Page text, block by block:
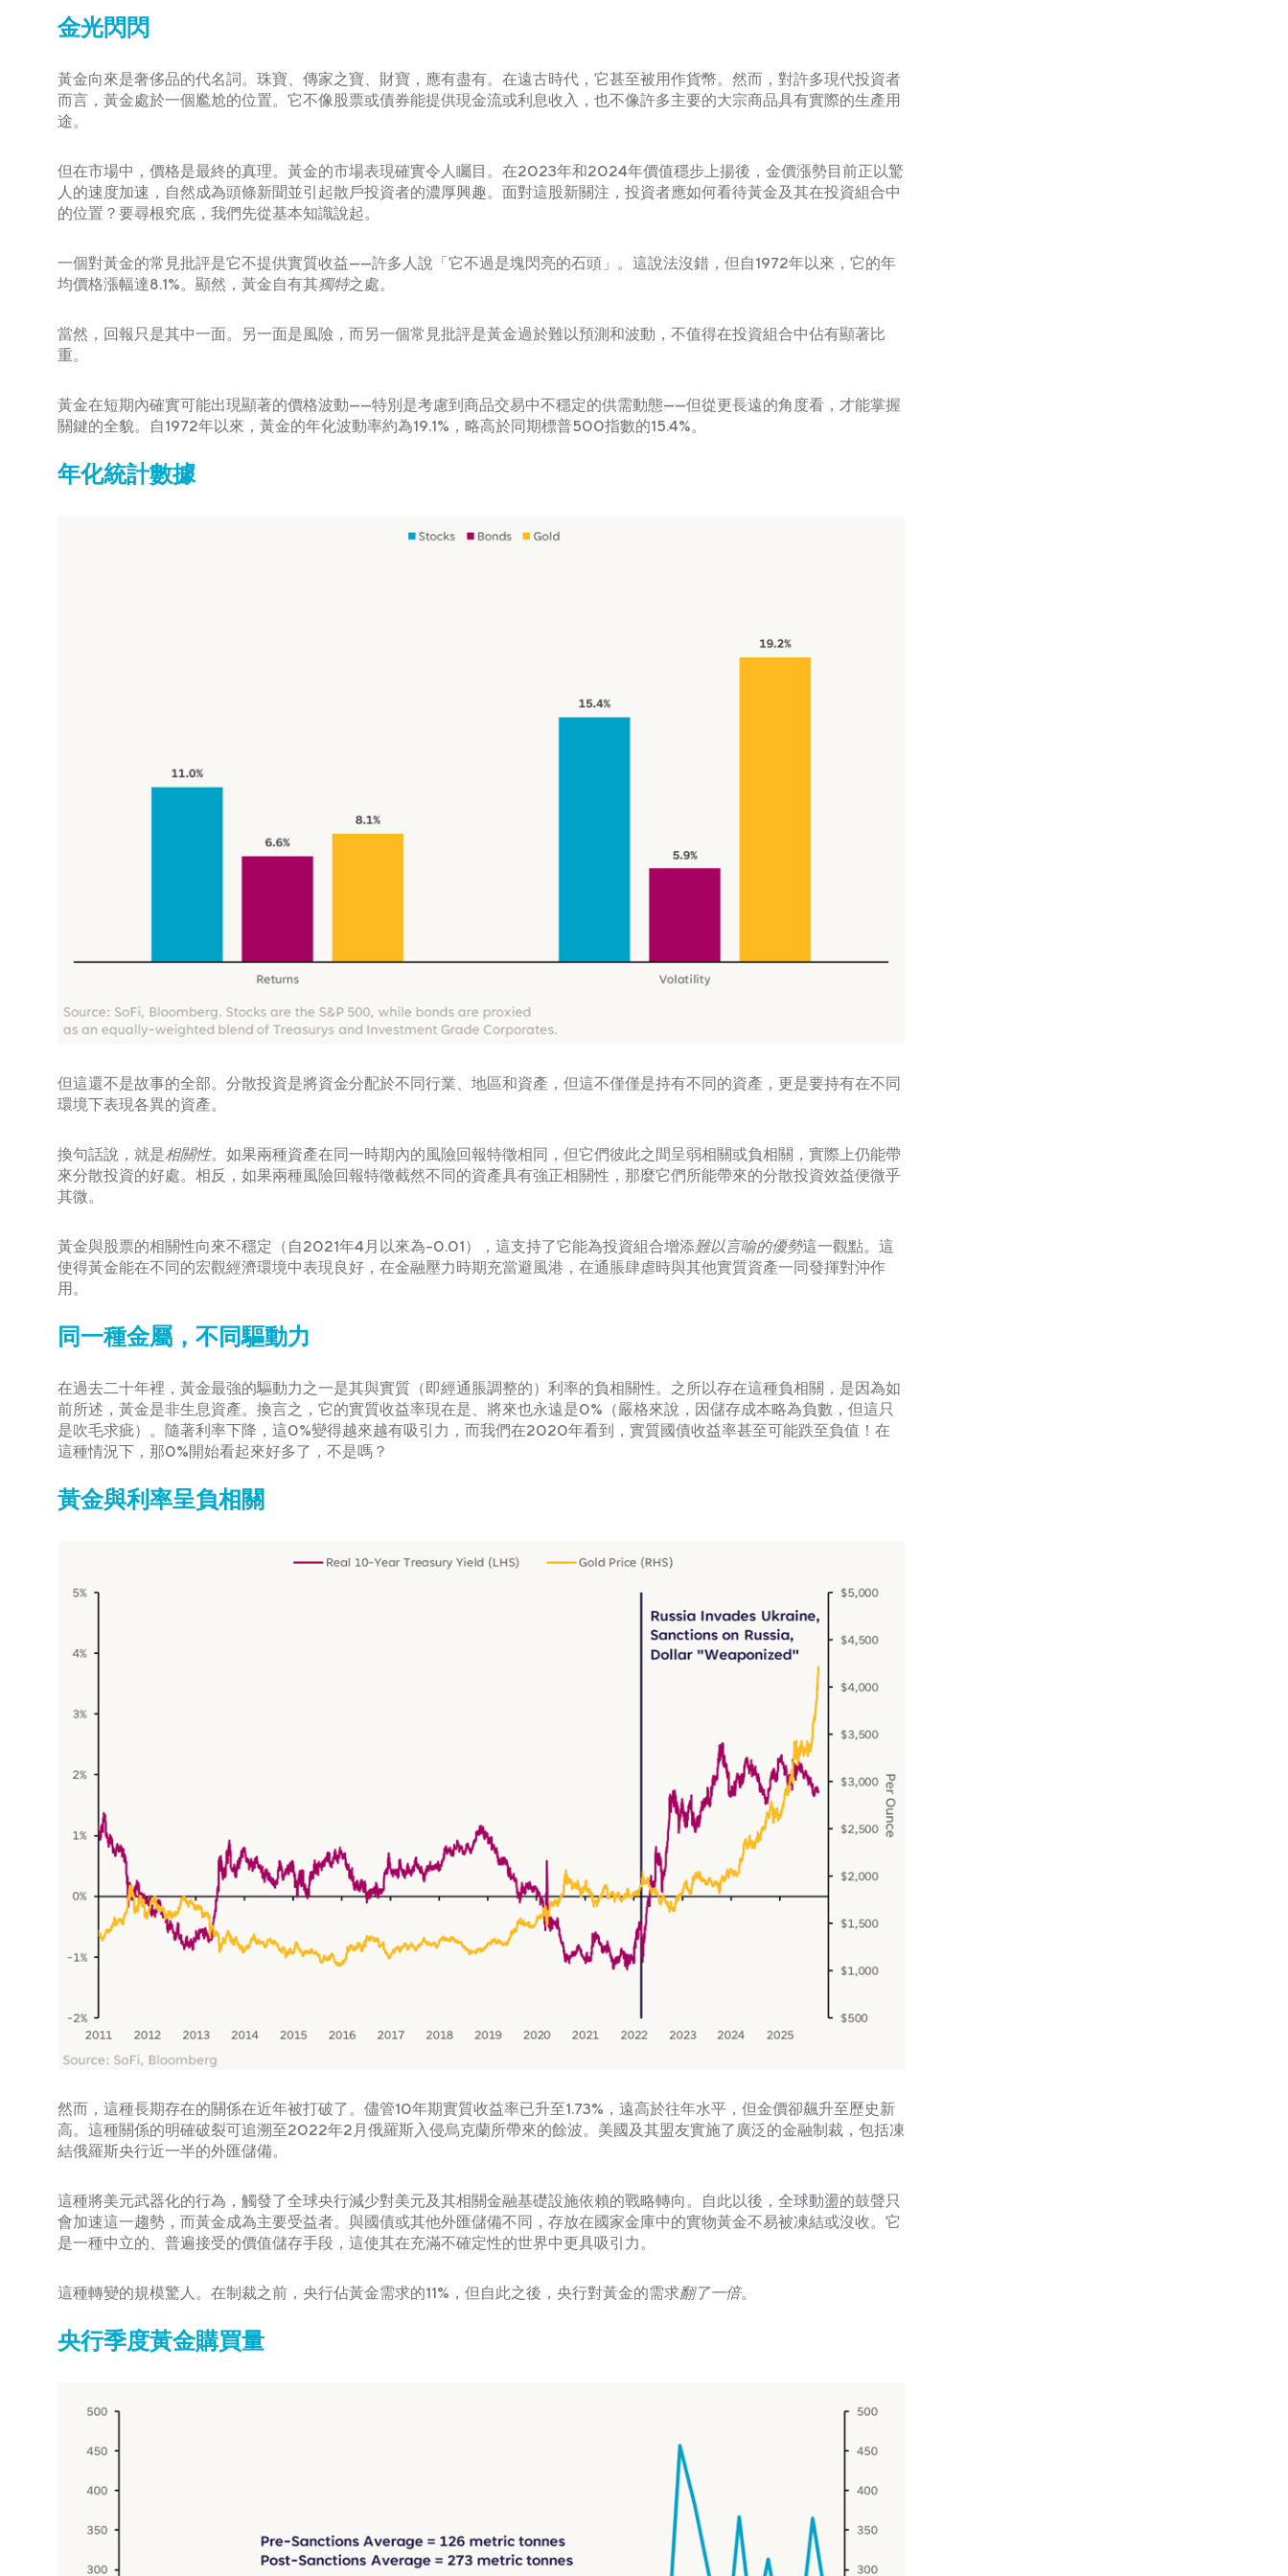
金光閃閃
黃金向來是奢侈品的代名詞。珠寶、傳家之寶、財寶，應有盡有。在遠古時代，它甚至被用作貨幣。然而，對許多現代投資者
而言，黃金處於一個尷尬的位置。它不像股票或債券能提供現金流或利息收入，也不像許多主要的大宗商品具有實際的生產用
途。
但在市場中，價格是最終的真理。黃金的市場表現確實令人矚目。在2023年和2024年價值穩步上揚後，金價漲勢目前正以驚
人的速度加速，自然成為頭條新聞並引起散戶投資者的濃厚興趣。面對這股新關注，投資者應如何看待黃金及其在投資組合中
的位置？要尋根究底，我們先從基本知識說起。
一個對黃金的常見批評是它不提供實質收益——許多人說「它不過是塊閃亮的石頭」。這說法沒錯，但自1972年以來，它的年
均價格漲幅達8.1%。顯然，黃金自有其獨特之處。
當然，回報只是其中一面。另一面是風險，而另一個常見批評是黃金過於難以預測和波動，不值得在投資組合中佔有顯著比
重。
黃金在短期內確實可能出現顯著的價格波動——特別是考慮到商品交易中不穩定的供需動態——但從更長遠的角度看，才能掌握
關鍵的全貌。自1972年以來，黃金的年化波動率約為19.1%，略高於同期標普500指數的15.4%。
年化統計數據
但這還不是故事的全部。分散投資是將資金分配於不同行業、地區和資產，但這不僅僅是持有不同的資產，更是要持有在不同
環境下表現各異的資產。
換句話說，就是相關性。如果兩種資產在同一時期內的風險回報特徵相同，但它們彼此之間呈弱相關或負相關，實際上仍能帶
來分散投資的好處。相反，如果兩種風險回報特徵截然不同的資產具有強正相關性，那麼它們所能帶來的分散投資效益便微乎
其微。
黃金與股票的相關性向來不穩定（自2021年4月以來為-0.01），這支持了它能為投資組合增添難以言喻的優勢這一觀點。這
使得黃金能在不同的宏觀經濟環境中表現良好，在金融壓力時期充當避風港，在通脹肆虐時與其他實質資產一同發揮對沖作
用。
同一種金屬，不同驅動力
在過去二十年裡，黃金最強的驅動力之一是其與實質（即經通脹調整的）利率的負相關性。之所以存在這種負相關，是因為如
前所述，黃金是非生息資產。換言之，它的實質收益率現在是、將來也永遠是0%（嚴格來說，因儲存成本略為負數，但這只
是吹毛求疵）。隨著利率下降，這0%變得越來越有吸引力，而我們在2020年看到，實質國債收益率甚至可能跌至負值！在
這種情況下，那0%開始看起來好多了，不是嗎？
黃金與利率呈負相關
然而，這種長期存在的關係在近年被打破了。儘管10年期實質收益率已升至1.73%，遠高於往年水平，但金價卻飆升至歷史新
高。這種關係的明確破裂可追溯至2022年2月俄羅斯入侵烏克蘭所帶來的餘波。美國及其盟友實施了廣泛的金融制裁，包括凍
結俄羅斯央行近一半的外匯儲備。
這種將美元武器化的行為，觸發了全球央行減少對美元及其相關金融基礎設施依賴的戰略轉向。自此以後，全球動盪的鼓聲只
會加速這一趨勢，而黃金成為主要受益者。與國債或其他外匯儲備不同，存放在國家金庫中的實物黃金不易被凍結或沒收。它
是一種中立的、普遍接受的價值儲存手段，這使其在充滿不確定性的世界中更具吸引力。
這種轉變的規模驚人。在制裁之前，央行佔黃金需求的11%，但自此之後，央行對黃金的需求翻了一倍。
央行季度黃金購買量